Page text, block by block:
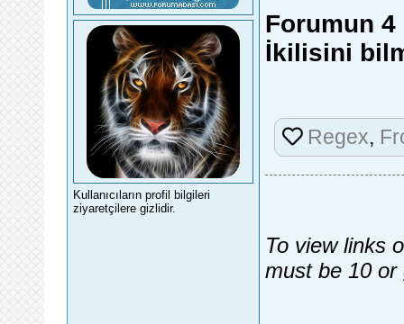
Kullanıcıların profil bilgileri
ziyaretçilere gizlidir.
Forumun
İkilisini
Regex,
To view links
must be 10 or